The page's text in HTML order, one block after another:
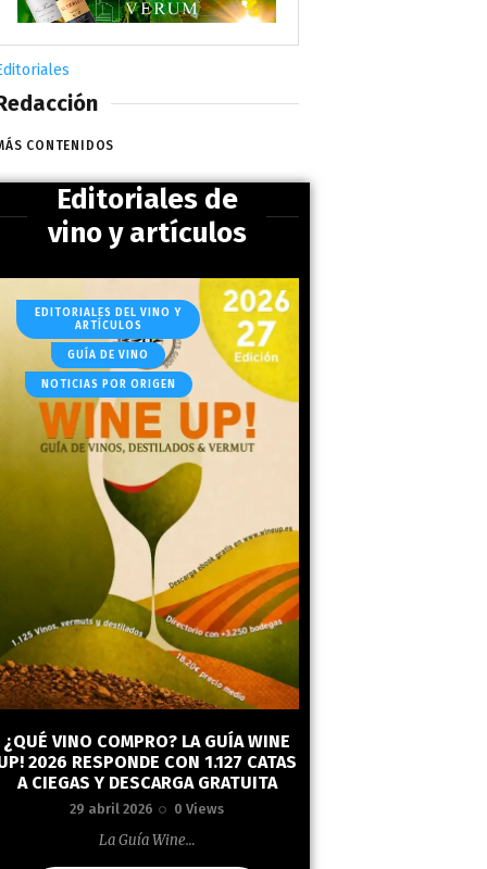
CONTENIDOS
Editoriales de
vino y artículos
EDITORIALES DEL VINO Y
ARTÍCULOS
GUÍA DE VINO
NOTICIAS POR ORIGEN
¿QUÉ VINO COMPRO? LA GUÍA WINE
2026 RESPONDE CON 1.127 CATAS
A CIEGAS Y DESCARGA GRATUITA
29 abril 2026 0 Views
La Guía Wine…